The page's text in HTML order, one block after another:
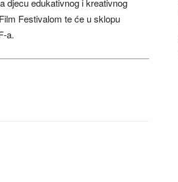
Festivalom te će u sklopu
a.